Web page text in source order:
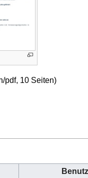
pdf, 10 Seiten)